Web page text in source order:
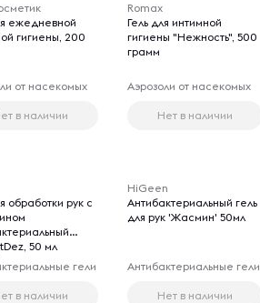
ежедневной
гигиены, 200
от насекомых
в наличии
Romax
Гель для интимной
гигиены "Нежность", 500
грамм
Аэрозоли от насекомых
Нет в наличии
обработки рук с
50 мл
гели
в наличии
HiGeen
Антибактериальный гель
для рук 'Жасмин' 50мл
Антибактериальные гели
Нет в наличии